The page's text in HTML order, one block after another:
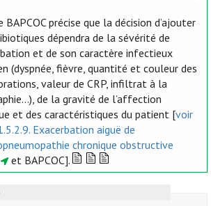
BAPCOC précise que la décision d’ajouter
dépendra de la sévérité de
et de son caractère infectieux
(dyspnée, fièvre, quantité et couleur des
valeur de CRP, infiltrat à la
de la gravité de l’affection
et des caractéristiques du patient [voir
Exacerbation aiguë de
chronique obstructive
et BAPCOC].